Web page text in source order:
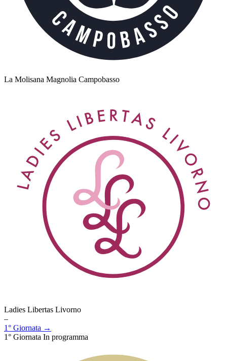
La Molisana Magnolia Campobasso
Ladies Libertas Livorno
–
1° Giornata →
1° Giornata In programma